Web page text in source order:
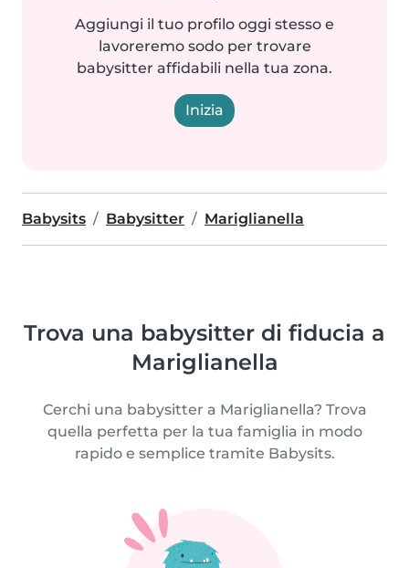
Aggiungi il tuo profilo oggi stesso e
lavoreremo sodo per trovare
babysitter affidabili nella tua zona.
Inizia
Babysits Babysitter Mariglianella
Trova una babysitter di fiducia a
Mariglianella
Cerchi una babysitter a Mariglianella? Trova
quella perfetta per la tua famiglia in modo
rapido e semplice tramite Babysits.